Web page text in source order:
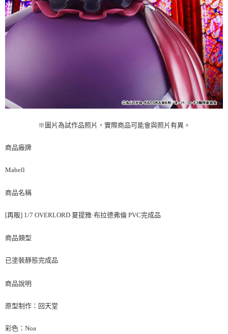
※圖片為試作品照片，實際商品可能會與照片有異。
商品廠牌
Mabell
商品名稱
[再販] 1/7 OVERLORD 夏提雅·布拉德弗倫 PVC完成品
商品類型
已塗裝靜態完成品
商品說明
原型制作：回天堂
彩色：Noa